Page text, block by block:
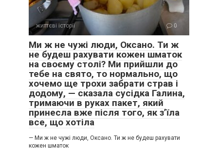
життєві історії 0
Ми ж не чужі люди, Оксано. Ти ж
не будеш рахувати кожен шматок
на своєму столі? Ми прийшли до
тебе на свято, то нормально, що
хочемо ще трохи забрати страв і
додому, — сказала сусідка Галина,
тримаючи в руках пакет, який
принесла вже після того, як з’їла
все, що хотіла
— Ми ж не чужі люди, Оксано. Ти ж не будеш рахувати
кожен шматок